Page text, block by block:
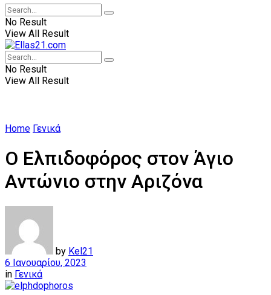
No Result
View All Result
No Result
View All Result
Home Γενικά
Ο Ελπιδοφόρος στον Άγιο
Αντώνιο στην Αριζόνα
by Kel21
6 Ιανουαρίου, 2023
in Γενικά